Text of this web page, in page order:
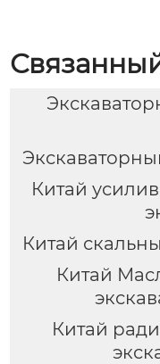
подходит для
машины весом
Китай
Китай
Китай
Китай